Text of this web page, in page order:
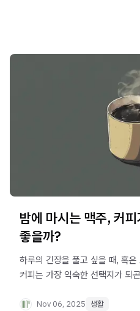
밤에 마시는 맥주, 커
좋을까?
하루의 긴장을 풀고 싶을 때, 혹
커피는 가장 익숙한 선택지가 되
있을까요? 오늘은 의학적인 관점
Nov 06, 2025 생활